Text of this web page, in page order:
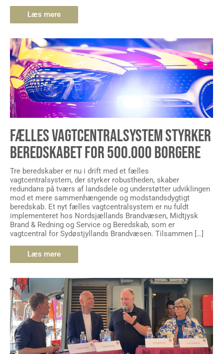
Læs mere
FÆLLES VAGTCENTRALSYSTEM STYRKER
BEREDSKABET FOR 500.000 BORGERE
Tre beredskaber er nu i drift med et fælles
vagtcentralsystem, der styrker robustheden, skaber
redundans på tværs af landsdele og understøtter udviklingen
mod et mere sammenhængende og modstandsdygtigt
beredskab. Et nyt fælles vagtcentralsystem er nu fuldt
implementeret hos Nordsjællands Brandvæsen, Midtjysk
Brand & Redning og Service og Beredskab, som er
vagtcentral for Sydøstjyllands Brandvæsen. Tilsammen […]
Læs mere